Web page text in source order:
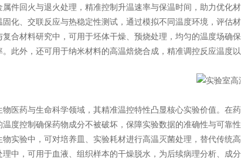
属件回火与退火处理，精准控制升温速率与保温时间，助力优化
固化、交联反应与热稳定性测试，通过模拟不同温度环境，评估
复合材料研究中，可用于坯体干燥、预烧处理，均匀的温度场确
。此外，还可用于纳米材料的高温焙烧合成，精准调控反应温度
药与生命科学领域，其精准温控特性凸显核心实验价值。在药
温度控制确保药物成分不被破坏，保障实验数据的准确性与可靠
物实验中，可对培养皿、实验耗材进行高温灭菌处理，替代传统
理中，可用于血液、组织样本的干燥脱水，为后续病理分析、成